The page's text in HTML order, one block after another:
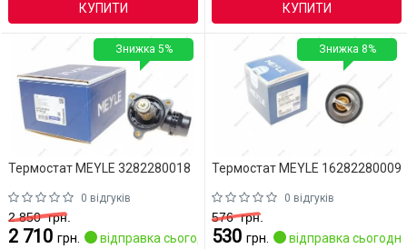
КУПИТИ КУПИТИ
Термостат MEYLE 3282280018
0 відгуків
2 850грн.
2 710 грн. відправка сьогодні
Знижка 5%
Термостат MEYLE 16282280009
0 відгуків
576грн.
530 грн. відправка сьогодні
Знижка 8%